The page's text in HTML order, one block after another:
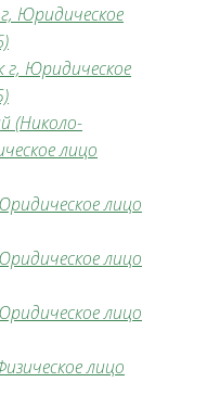
Юридическое
Юридическое
(Николо-
лицо
лицо
лицо
лицо
лицо